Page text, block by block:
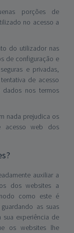
porções de
no acesso a
do utilizador nas
de configuração e
e privadas,
de acesso
nos termos
nada prejudica os
acesso web dos
auxiliar a
dos websites a
como este é
as suas
experiência de
os websites lhe